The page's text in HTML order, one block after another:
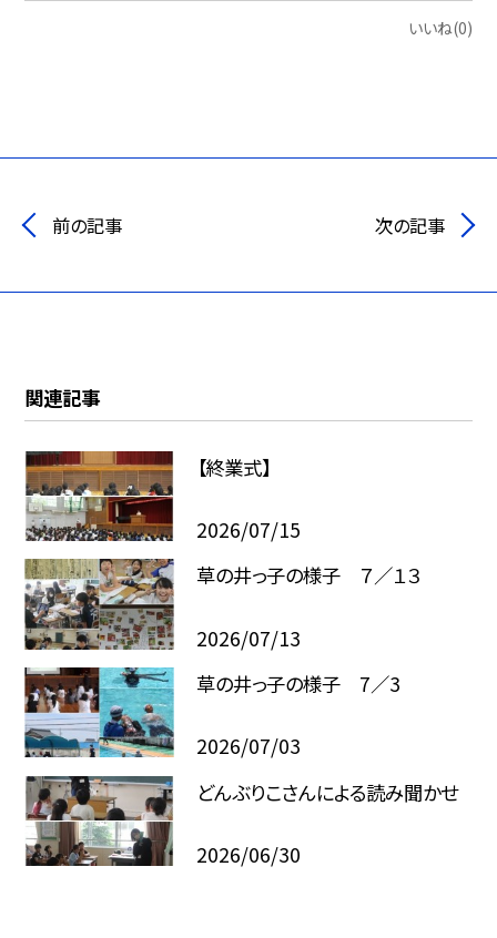
いいね(0)
前の記事 次の記事
関連記事
【終業式】
2026/07/15
草の井っ子の様子 ７／１３
2026/07/13
草の井っ子の様子 7／3
2026/07/03
どんぶりこさんによる読み聞かせ
2026/06/30